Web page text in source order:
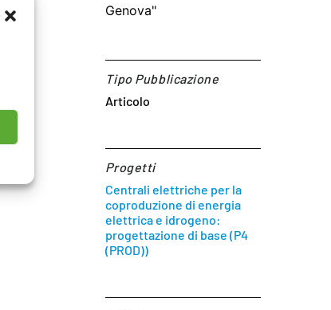
Genova"
Tipo Pubblicazione
Articolo
Progetti
Centrali elettriche per la
coproduzione di energia
elettrica e idrogeno:
progettazione di base (P4
(PROD))